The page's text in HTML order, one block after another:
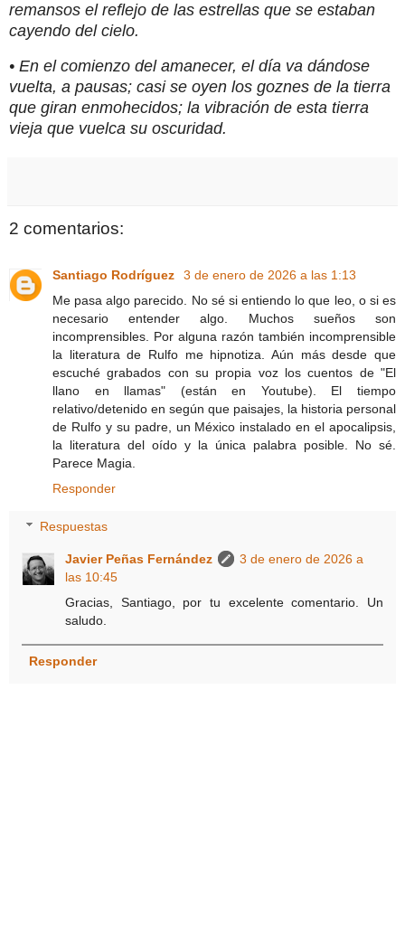
remansos el reflejo de las estrellas que se estaban
cayendo del cielo.
• En el comienzo del amanecer, el día va dándose
vuelta, a pausas; casi se oyen los goznes de la tierra
que giran enmohecidos; la vibración de esta tierra
vieja que vuelca su oscuridad.
2 comentarios:
Santiago Rodríguez
3 de enero de 2026 a las 1:13
Me pasa algo parecido. No sé si entiendo lo que leo, o si es
necesario entender algo. Muchos sueños son
incomprensibles. Por alguna razón también incomprensible
la literatura de Rulfo me hipnotiza. Aún más desde que
escuché grabados con su propia voz los cuentos de "El
llano en llamas" (están en Youtube). El tiempo
relativo/detenido en según que paisajes, la historia personal
de Rulfo y su padre, un México instalado en el apocalipsis,
la literatura del oído y la única palabra posible. No sé.
Parece Magia.
Responder
Respuestas
Javier Peñas Fernández
3 de enero de 2026 a
las 10:45
Gracias, Santiago, por tu excelente comentario. Un
saludo.
Responder